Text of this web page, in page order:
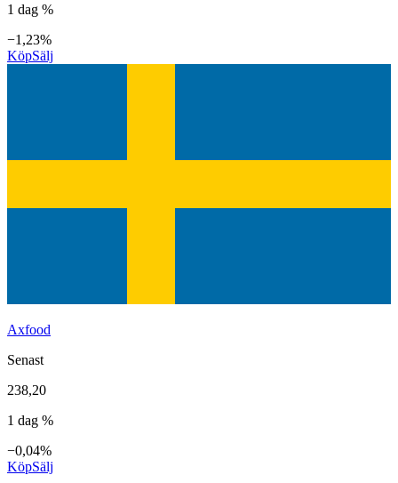
1 dag %
−1,23%
KöpSälj
Axfood
Senast
238,20
1 dag %
−0,04%
KöpSälj